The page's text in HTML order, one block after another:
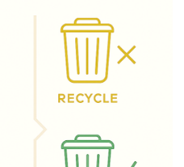
por qué las
perro con certificación
son la solución fiable y